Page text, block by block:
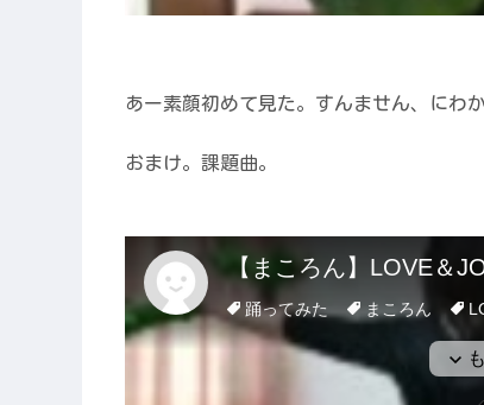
あー素顔初めて見た。すんません、にわ
おまけ。課題曲。